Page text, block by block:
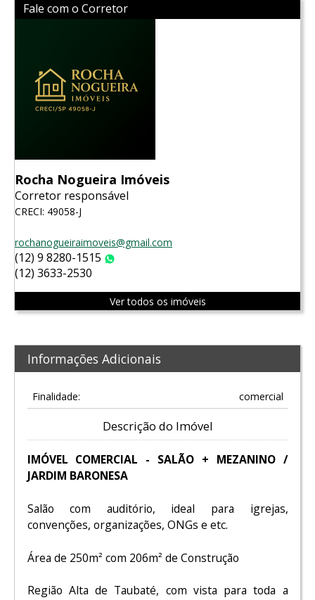
Fale com o Corretor
Rocha Nogueira Imóveis
Corretor responsável
CRECI: 49058-J
rochanogueiraimoveis@gmail.com
(12) 9 8280-1515
(12) 3633-2530
Ver todos os imóveis
Informações Adicionais
Finalidade: comercial
Descrição do Imóvel
IMÓVEL COMERCIAL - SALÃO + MEZANINO /
JARDIM BARONESA
Salão com auditório, ideal para igrejas,
convenções, organizações, ONGs e etc.
Área de 250m² com 206m² de Construção
Região Alta de Taubaté, com vista para toda a